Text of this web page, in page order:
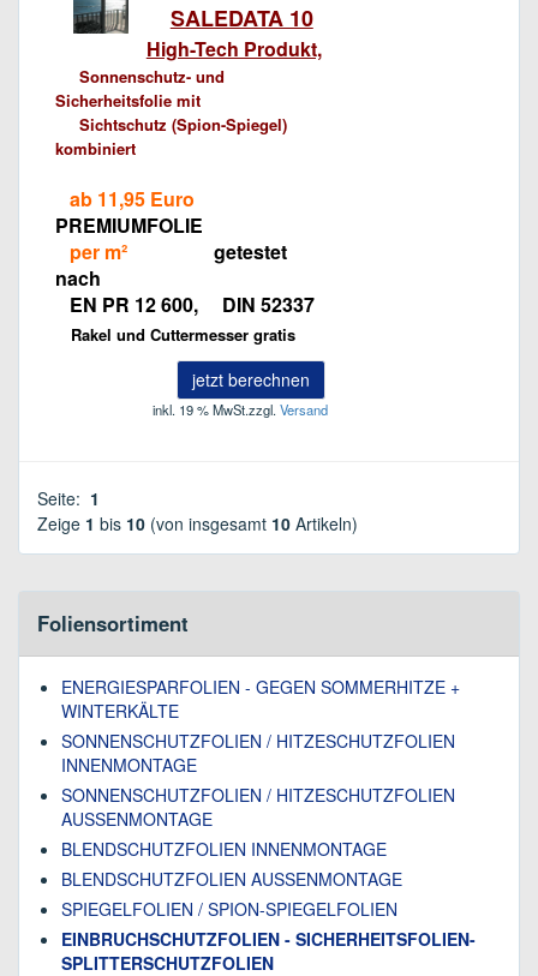
SALEDATA 10
High-Tech Produkt,
Sonnenschutz- und
Sicherheitsfolie mit
Sichtschutz (Spion-Spiegel)
kombiniert
ab 11,95 Euro
PREMIUMFOLIE
per m²
getestet
nach
EN PR 12 600, DIN 52337
Rakel und Cuttermesser gratis
jetzt berechnen
inkl. 19 % MwSt.zzgl.Versand
Seite: 1
Zeige 1 bis 10 (von insgesamt 10 Artikeln)
Foliensortiment
ENERGIESPARFOLIEN - GEGEN SOMMERHITZE +
WINTERKÄLTE
SONNENSCHUTZFOLIEN / HITZESCHUTZFOLIEN
INNENMONTAGE
SONNENSCHUTZFOLIEN / HITZESCHUTZFOLIEN
AUSSENMONTAGE
BLENDSCHUTZFOLIEN INNENMONTAGE
BLENDSCHUTZFOLIEN AUSSENMONTAGE
SPIEGELFOLIEN / SPION-SPIEGELFOLIEN
EINBRUCHSCHUTZFOLIEN - SICHERHEITSFOLIEN-
SPLITTERSCHUTZFOLIEN